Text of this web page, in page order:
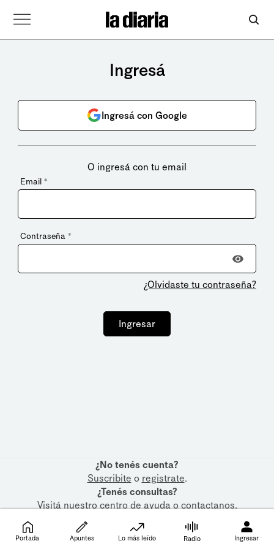
Ingresá
Ingresá con Google
O ingresá con tu email
Email *
Contraseña *
¿Olvidaste tu contraseña?
Ingresar
¿No tenés cuenta?
Suscribite o registrate.
¿Tenés consultas?
Visitá nuestrocentro de ayudaocontactanos.
Portada Apuntes Lo más leído Radio Ingresar